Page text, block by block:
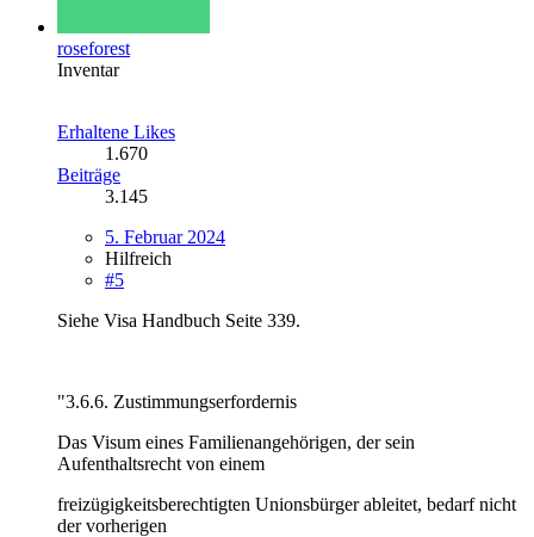
roseforest
Inventar
Erhaltene Likes
1.670
Beiträge
3.145
5. Februar 2024
Hilfreich
#5
Siehe Visa Handbuch Seite 339.
"3.6.6. Zustimmungserfordernis
Das Visum eines Familienangehörigen, der sein
Aufenthaltsrecht von einem
freizügigkeitsberechtigten Unionsbürger ableitet, bedarf nicht
der vorherigen